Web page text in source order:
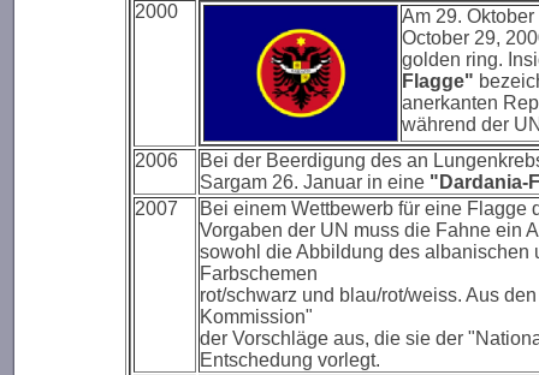
2000
Am 29.
October 29,
golden ring.
Flagge"
anerkanten
während der
2006
Bei der Beerdigung des an
Sargam 26. Januar in eine "Dardania-
2007
Bei einem Wettbewerb für eine
Vorgaben der UN muss die Fahne ein
sowohl die Abbildung des albanischen
Farbschemen
rot/schwarz und blau/rot/weiss. Aus
Kommission"
der Vorschläge aus, die sie der
Entschedung vorlegt.